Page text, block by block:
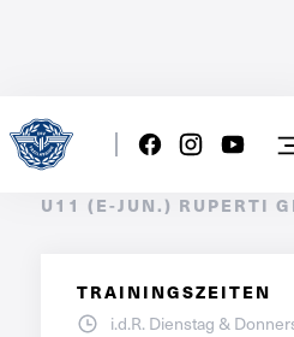
E2-Jugend
U11 (E-JUN.) RUPERTI
TRAININGSZEITEN
i.d.R. Dienstag &